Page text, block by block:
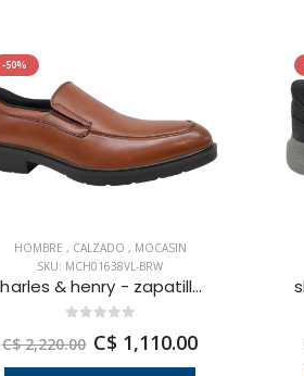
-50%
HOMBRE , CALZADO , MOCASIN
SKU: MCH01638VL-BRW
charles & henry - zapatilla oxford regal times para hombre
C$ 2,220.00 C$ 1,110.00